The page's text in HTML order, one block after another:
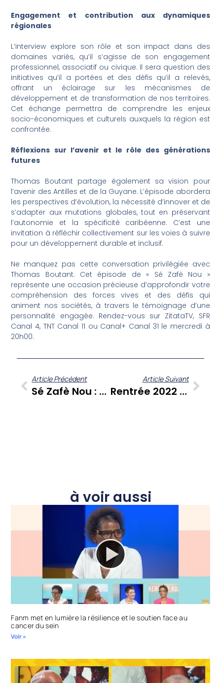
Engagement et contribution aux dynamiques
régionales
L’interview explore son rôle et son impact dans des
domaines variés, qu’il s’agisse de son engagement
professionnel, associatif ou civique. Il sera question des
initiatives qu’il a portées et des défis qu’il a relevés,
offrant un éclairage sur les mécanismes de
développement et de transformation de nos territoires.
Cet échange permettra de comprendre les enjeux
socio-économiques et culturels auxquels la région est
confrontée.
Réflexions sur l’avenir et le rôle des générations
futures
Thomas Boutant partage également sa vision pour
l’avenir des Antilles et de la Guyane. L’épisode abordera
les perspectives d’évolution, la nécessité d’innover et de
s’adapter aux mutations globales, tout en préservant
l’autonomie et la spécificité caribéenne. C’est une
invitation à réfléchir collectivement sur les voies à suivre
pour un développement durable et inclusif.
Ne manquez pas cette conversation privilégiée avec
Thomas Boutant. Cet épisode de « Sé Zafè Nou »
représente une occasion précieuse d’approfondir votre
compréhension des forces vives et des défis qui
animent nos sociétés, à travers le témoignage d’une
personnalité engagée. Rendez-vous sur ZitataTV, SFR
Canal 4, TNT Canal 11 ou Canal+ Canal 31 le mercredi à
20h00.
Article Précédent
Sé Zafè Nou : Leslie Julvécourt, Un Parcours Au Cœur De La Martinique Et Des Antilles
Article Suivant
Rentrée 2022 : « A Contre-Temps » Décrypte Les Enjeux Sociétaux Et Politiques Des Antilles-Guyane
à voir aussi
Fanm met en lumière la résilience et le soutien face au
cancer du sein
Voir »